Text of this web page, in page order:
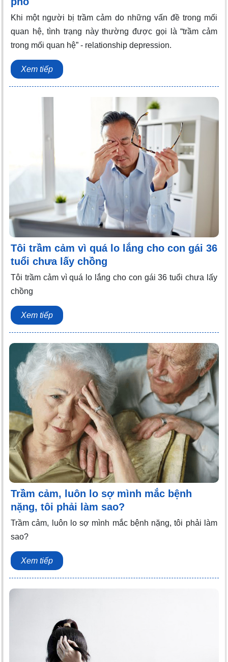
Khi một người bị trầm cảm do những vấn đề trong mối
quan hệ, tình trạng này thường được gọi là “trầm cảm
trong mối quan hệ” - relationship depression.
Xem tiếp
Tôi trầm cảm vì quá lo lắng cho con gái 36
tuổi chưa lấy chồng
Tôi trầm cảm vì quá lo lắng cho con gái 36 tuổi chưa lấy
chồng
Xem tiếp
Trầm cảm, luôn lo sợ mình mắc bệnh
nặng, tôi phải làm sao?
Trầm cảm, luôn lo sợ mình mắc bệnh nặng, tôi phải làm
sao?
Xem tiếp